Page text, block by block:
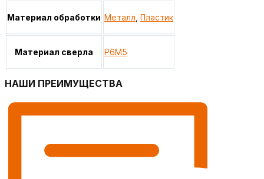
Материал обработки Металл Пластик
Материал сверла Р6М5
НАШИ ПРЕИМУЩЕСТВА